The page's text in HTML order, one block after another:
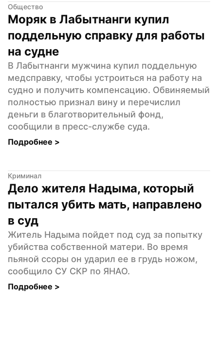
Общество
Моряк в Лабытнанги купил
поддельную справку для работы
на судне
В Лабытнанги мужчина купил поддельную
медсправку, чтобы устроиться на работу на
судно и получить компенсацию. Обвиняемый
полностью признал вину и перечислил
деньги в благотворительный фонд,
сообщили в пресс-службе суда.
Подробнее >
Криминал
Дело жителя Надыма, который
пытался убить мать, направлено
в суд
Житель Надыма пойдет под суд за попытку
убийства собственной матери. Во время
пьяной ссоры он ударил ее в грудь ножом,
сообщило СУ СКР по ЯНАО.
Подробнее >